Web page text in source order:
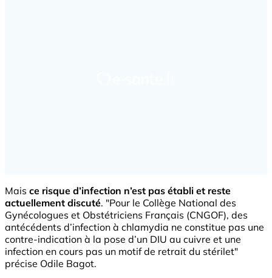
Mais ce risque d’infection n’est pas établi et reste
actuellement discuté. "Pour le Collège National des
Gynécologues et Obstétriciens Français (CNGOF), des
antécédents d’infection à chlamydia ne constitue pas une
contre-indication à la pose d’un DIU au cuivre et une
infection en cours pas un motif de retrait du stérilet"
précise Odile Bagot.